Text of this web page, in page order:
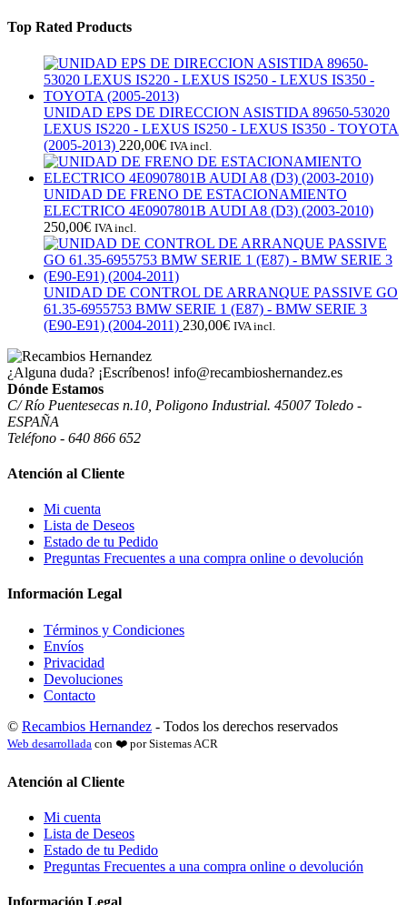
Top Rated Products
UNIDAD EPS DE DIRECCION ASISTIDA 89650-53020
LEXUS IS220 - LEXUS IS250 - LEXUS IS350 - TOYOTA
(2005-2013) 220,00€ IVA incl.
UNIDAD DE FRENO DE ESTACIONAMIENTO
ELECTRICO 4E0907801B AUDI A8 (D3) (2003-2010)
250,00€ IVA incl.
UNIDAD DE CONTROL DE ARRANQUE PASSIVE GO
61.35-6955753 BMW SERIE 1 (E87) - BMW SERIE 3
(E90-E91) (2004-2011) 230,00€ IVA incl.
¿Alguna duda? ¡Escríbenos! info@recambioshernandez.es
Dónde Estamos
C/ Río Puentesecas n.10, Poligono Industrial. 45007 Toledo -
ESPAÑA
Teléfono - 640 866 652
Atención al Cliente
Mi cuenta
Lista de Deseos
Estado de tu Pedido
Preguntas Frecuentes a una compra online o devolución
Información Legal
Términos y Condiciones
Envíos
Privacidad
Devoluciones
Contacto
© Recambios Hernandez - Todos los derechos reservados
Web desarrollada con ❤️ por Sistemas ACR
Atención al Cliente
Mi cuenta
Lista de Deseos
Estado de tu Pedido
Preguntas Frecuentes a una compra online o devolución